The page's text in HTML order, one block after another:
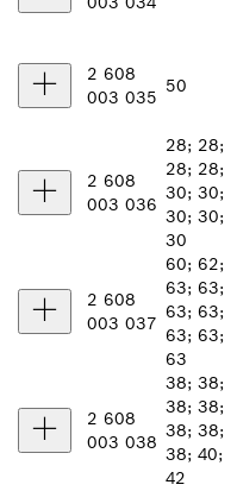
2 608
003 035
50
2 608
003 036
28; 28;
28; 28;
30; 30;
30; 30;
30
2 608
003 037
60; 62;
63; 63;
63; 63;
63; 63;
63
2 608
003 038
38; 38;
38; 38;
38; 38;
38; 40;
42